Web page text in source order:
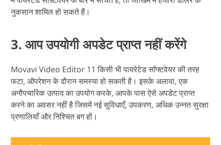
नुकसान शामिल हो सकते हैं।
3. आप उपयोगी अपडेट प्राप्त नहीं करेंगे
Movavi Video Editor 11 किसी भी पायरेटेड सॉफ्टवेयर की तरह
फटा, ऑपरेशन के दौरान समस्या हो सकती है। इसके अलावा, एक
अनौपचारिक उत्पाद का उपयोग करके, आपके पास ऐसे अपडेट प्राप्त
करने का अवसर नहीं है जिसमें नई सुविधाएँ, उपकरण, अधिक उन्नत सुरक्षा
प्रणालियाँ और निश्चित बग हों।